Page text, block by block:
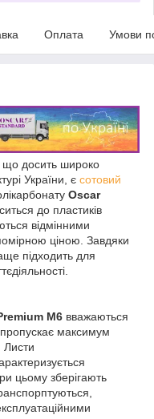
Оплата Умови
що досить широко
України, є сотовий
Oscar
до пластиків
відмінними
ціною. Завдяки
підходить для
M6 вважаються
максимум
Листи
цьому зберігають